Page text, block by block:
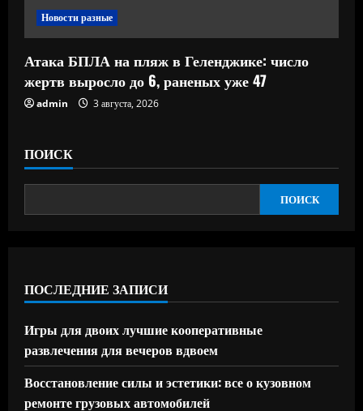
Новости разные
Атака БПЛА на пляж в Геленджике: число
жертв выросло до 6, раненых уже 47
admin 3 августа, 2026
ПОИСК
ПОИСК
ПОСЛЕДНИЕ ЗАПИСИ
Игры для двоих лучшие кооперативные
развлечения для вечеров вдвоем
Восстановление силы и эстетики: все о кузовном
ремонте грузовых автомобилей